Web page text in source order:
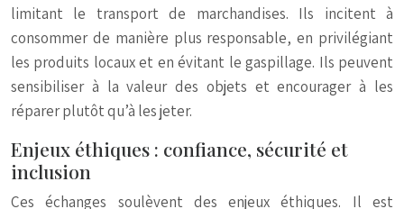
limitant le transport de marchandises. Ils incitent à
consommer de manière plus responsable, en privilégiant
les produits locaux et en évitant le gaspillage. Ils peuvent
sensibiliser à la valeur des objets et encourager à les
réparer plutôt qu’à les jeter.
Enjeux éthiques : confiance, sécurité et
inclusion
Ces échanges soulèvent des enjeux éthiques. Il est